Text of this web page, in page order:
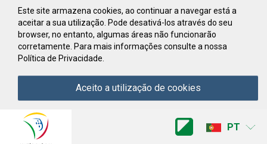
Saltar para conteúdo
Este site armazena cookies, ao continuar a navegar está a
aceitar a sua utilização. Pode desativá-los através do seu
browser, no entanto, algumas áreas não funcionarão
corretamente. Para mais informações consulte a nossa
Política de Privacidade.
Aceito a utilização de cookies
Comite
Paralimpico
PT